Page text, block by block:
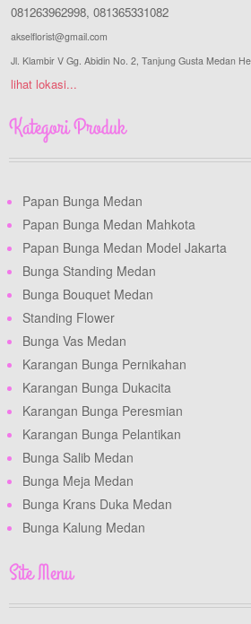
081263962998, 081365331082
akselflorist@gmail.com
Jl. Klambir V Gg. Abidin No. 2, Tanjung Gusta Medan
lihat lokasi...
Kategori Produk
Papan Bunga Medan
Papan Bunga Medan Mahkota
Papan Bunga Medan Model Jakarta
Bunga Standing Medan
Bunga Bouquet Medan
Standing Flower
Bunga Vas Medan
Karangan Bunga Pernikahan
Karangan Bunga Dukacita
Karangan Bunga Peresmian
Karangan Bunga Pelantikan
Bunga Salib Medan
Bunga Meja Medan
Bunga Krans Duka Medan
Bunga Kalung Medan
Site Menu